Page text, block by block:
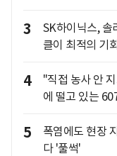
3
SK하이닉스, 솔
클이 최적의 기
4
"직접 농사 안
에 떨고 있는
5
폭염에도 현장
다 '풀썩'